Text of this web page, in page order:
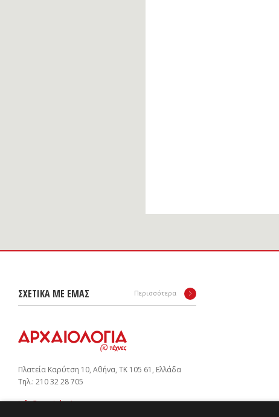
ΣΧΕΤΙΚΑ ΜΕ ΕΜΑΣ Περισσότερα
Πλατεία Καρύτση 10, Αθήνα, ΤΚ 105 61, Ελλάδα
Tηλ.: 210 32 28 705
info@arxaiologia.gr